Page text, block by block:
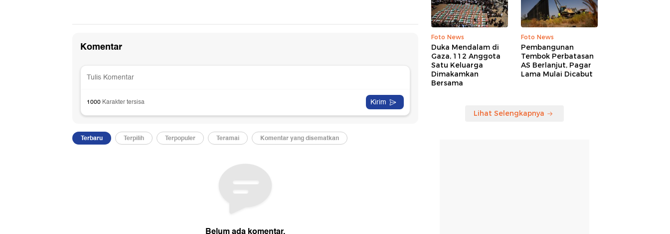
Foto News
Duka Mendalam di
Gaza, 112 Anggota
Satu Keluarga
Dimakamkan
Bersama
Foto News
Pembangunan
Tembok Perbatasan
AS Berlanjut, Pagar
Lama Mulai Dicabut
Lihat Selengkapnya